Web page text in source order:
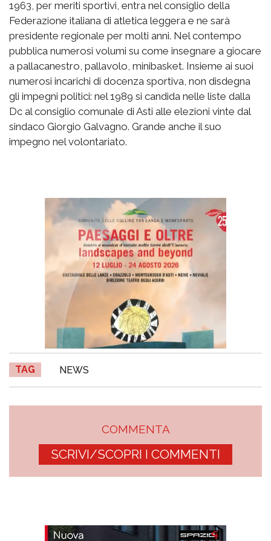
1963, per meriti sportivi, entra nel consiglio della
Federazione italiana di atletica leggera e ne sarà
presidente regionale per molti anni. Nel contempo
pubblica numerosi volumi su come insegnare a giocare
a pallacanestro, pallavolo, minibasket. Insieme ai suoi
numerosi incarichi di docenza sportiva, non disdegna
gli impegni politici: nel 1989 si candida nelle liste dalla
Dc al consiglio comunale di Asti alle elezioni vinte dal
sindaco Giorgio Galvagno. Grande anche il suo
impegno nel volontariato.
TAG NEWS
COMMENTA
SCRIVI/SCOPRI I COMMENTI